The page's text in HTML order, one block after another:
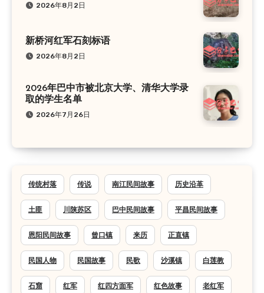
2026年8月2日
新桥河红军石刻标语
2026年8月2日
2026年巴中市被北京大学、清华大学录
取的学生名单
2026年7月26日
传统村落 传说 南江民间故事 历史沿革
土匪 川陕苏区 巴中民间故事 平昌民间故事
恩阳民间故事 曾口镇 来历 正直镇
民国人物 民国故事 民歌 沙溪镇 白莲教
石窟 红军 红四方面军 红色故事 老红军